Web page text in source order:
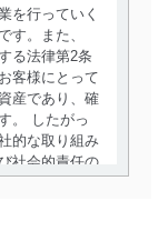
を行っていく
す。また、
る法律第2条
客様にとって
産であり、確
。 したがっ
的な取り組み
社会的責任の